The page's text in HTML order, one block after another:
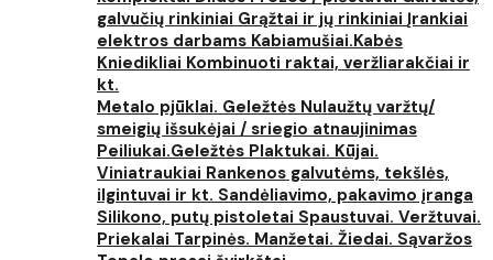
galvučių rinkiniai Grąžtai ir jų rinkiniai Įrankiai
elektros darbams Kabiamušiai.Kabės
Kniedikliai Kombinuoti raktai, veržliarakčiai ir
kt.
Metalo pjūklai. Geležtės Nulaužtų varžtų/
smeigių išsukėjai / sriegio atnaujinimas
Peiliukai.Geležtės Plaktukai. Kūjai.
Viniatraukiai Rankenos galvutėms, tekšlės,
ilgintuvai ir kt. Sandėliavimo, pakavimo įranga
Silikono, putų pistoletai Spaustuvai. Veržtuvai.
Priekalai Tarpinės. Manžetai. Žiedai. Sąvaržos